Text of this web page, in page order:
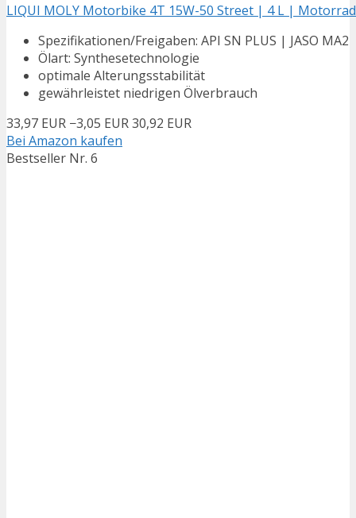
LIQUI MOLY Motorbike 4T 15W-50 Street | 4 L |
Spezifikationen/Freigaben: API SN PLUS | JASO MA2
Ölart: Synthesetechnologie
optimale Alterungsstabilität
gewährleistet niedrigen Ölverbrauch
33,97 EUR −3,05 EUR30,92 EUR
Bei Amazon kaufen
Bestseller Nr. 6